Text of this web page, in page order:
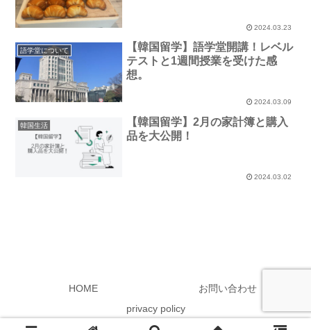
2024.03.23
語学堂について
【韓国留学】語学堂開講！レベル
テストと1週間授業を受けた感
想。
2024.03.09
韓国生活
【韓国留学】2月の家計簿と購入
品を大公開！
2024.03.02
HOME
お問い合わせ
privacy policy